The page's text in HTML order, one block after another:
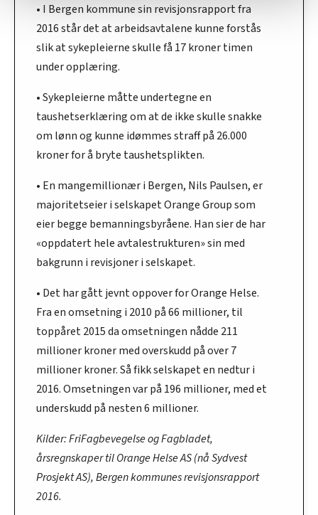
Vi deler bare informasjon om hvordan du bruker
nettstedet med LO Medias egne samarbeidspartnere
innenfor analyse og annonsering. Disse er angitt i
oversikten lengre ned på denne siden.
• I Bergen kommune sin revisjonsrapport fra
2016 står det at arbeidsavtalene kunne forstås
slik at sykepleierne skulle få 17 kroner timen
under opplæring.
• Sykepleierne måtte undertegne en
taushetserklæring om at de ikke skulle snakke
om lønn og kunne idømmes straff på 26.000
kroner for å bryte taushetsplikten.
• En mangemillionær i Bergen, Nils Paulsen, er
majoritetseier i selskapet Orange Group som
eier begge bemanningsbyråene. Han sier de har
«oppdatert hele avtalestrukturen» sin med
bakgrunn i revisjoner i selskapet.
• Det har gått jevnt oppover for Orange Helse.
Fra en omsetning i 2010 på 66 millioner, til
toppåret 2015 da omsetningen nådde 211
millioner kroner med overskudd på over 7
millioner kroner. Så fikk selskapet en nedtur i
2016. Omsetningen var på 196 millioner, med et
underskudd på nesten 6 millioner.
Kilder: FriFagbevegelse og Fagbladet,
årsregnskaper til Orange Helse AS (nå Sydvest
Prosjekt AS), Bergen kommunes revisjonsrapport
2016.